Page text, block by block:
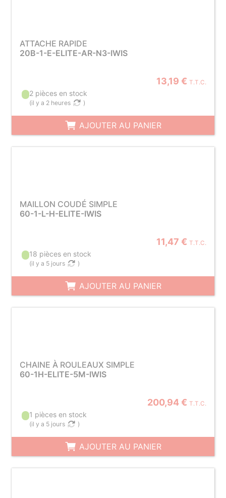
ATTACHE RAPIDE
20B-1-E-ELITE-AR-N3-IWIS
13,19 € T.T.C.
2 pièces en stock
(il y a 2 heures )
AJOUTER AU PANIER
MAILLON COUDÉ SIMPLE
60-1-L-H-ELITE-IWIS
11,47 € T.T.C.
18 pièces en stock
(il y a 5 jours )
AJOUTER AU PANIER
CHAINE À ROULEAUX SIMPLE
60-1H-ELITE-5M-IWIS
200,94 € T.T.C.
1 pièces en stock
(il y a 5 jours )
AJOUTER AU PANIER